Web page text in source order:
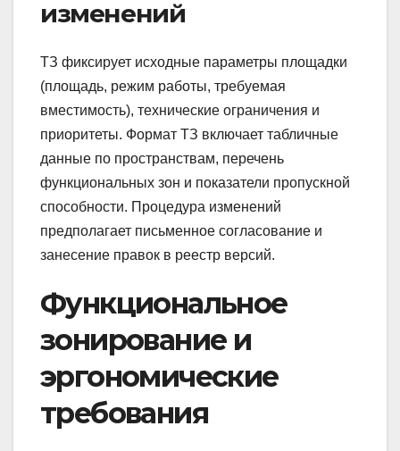
изменений
ТЗ фиксирует исходные параметры площадки
(площадь, режим работы, требуемая
вместимость), технические ограничения и
приоритеты. Формат ТЗ включает табличные
данные по пространствам, перечень
функциональных зон и показатели пропускной
способности. Процедура изменений
предполагает письменное согласование и
занесение правок в реестр версий.
Функциональное
зонирование и
эргономические
требования